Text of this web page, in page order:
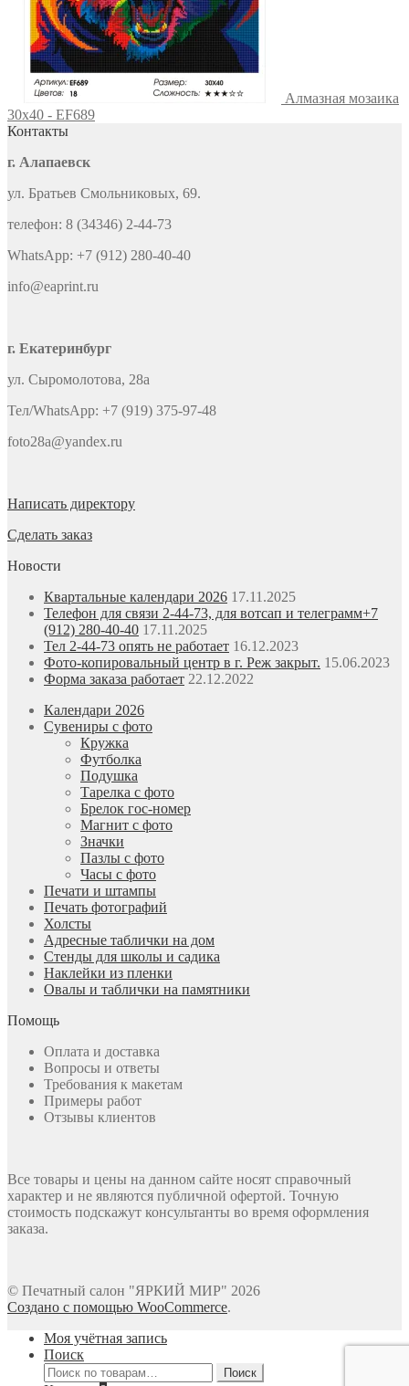
Алмазная мозаика
30x40 - EF689
Контакты
г. Алапаевск
ул. Братьев Смольниковых, 69.
телефон: 8 (34346) 2-44-73
WhatsApp: +7 (912) 280-40-40
info@eaprint.ru
г. Екатеринбург
ул. Сыромолотова, 28а
Тел/WhatsApp: +7 (919) 375-97-48
foto28a@yandex.ru
Написать директору
Сделать заказ
Новости
Квартальные календари 2026 17.11.2025
Телефон для связи 2-44-73, для вотсап и телеграмм+7
(912) 280-40-40 17.11.2025
Тел 2-44-73 опять не работает 16.12.2023
Фото-копировальный центр в г. Реж закрыт. 15.06.2023
Форма заказа работает 22.12.2022
Календари 2026
Сувениры с фото
Кружка
Футболка
Подушка
Тарелка с фото
Брелок гос-номер
Магнит с фото
Значки
Пазлы с фото
Часы с фото
Печати и штампы
Печать фотографий
Холсты
Адресные таблички на дом
Стенды для школы и садика
Наклейки из пленки
Овалы и таблички на памятники
Помощь
Оплата и доставка
Вопросы и ответы
Требования к макетам
Примеры работ
Отзывы клиентов
Все товары и цены на данном сайте носят справочный
характер и не являются публичной офертой. Точную
стоимость подскажут консультанты во время оформления
заказа.
© Печатный салон "ЯРКИЙ МИР" 2026
Создано с помощью WooCommerce.
Моя учётная запись
Поиск
Искать:
Поиск